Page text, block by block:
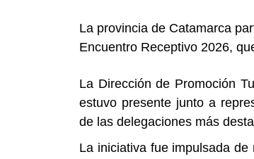
La provincia de Catamarca
Encuentro Receptivo 2026,
La Dirección de Promoción
estuvo presente junto a
de las delegaciones más
La iniciativa fue impulsada